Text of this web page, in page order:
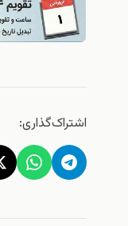
اشتراک‌گذاری: